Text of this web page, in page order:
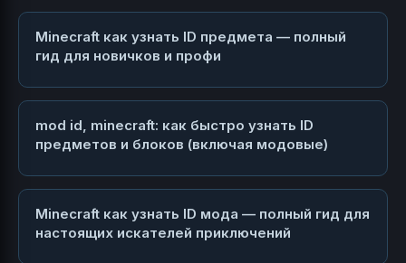
Minecraft как узнать ID предмета — полный
гид для новичков и профи
mod id, minecraft: как быстро узнать ID
предметов и блоков (включая модовые)
Minecraft как узнать ID мода — полный гид для
настоящих искателей приключений